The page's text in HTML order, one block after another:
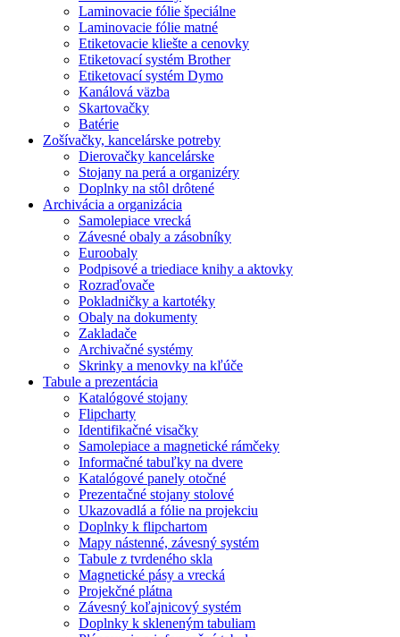
Laminovacie fólie špeciálne
Laminovacie fólie matné
Etiketovacie kliešte a cenovky
Etiketovací systém Brother
Etiketovací systém Dymo
Kanálová väzba
Skartovačky
Batérie
Zošívačky, kancelárske potreby
Dierovačky kancelárske
Stojany na perá a organizéry
Doplnky na stôl drôtené
Archivácia a organizácia
Samolepiace vrecká
Závesné obaly a zásobníky
Euroobaly
Podpisové a triediace knihy a aktovky
Rozraďovače
Pokladničky a kartotéky
Obaly na dokumenty
Zakladače
Archivačné systémy
Skrinky a menovky na kľúče
Tabule a prezentácia
Katalógové stojany
Flipcharty
Identifikačné visačky
Samolepiace a magnetické rámčeky
Informačné tabuľky na dvere
Katalógové panely otočné
Prezentačné stojany stolové
Ukazovadlá a fólie na projekciu
Doplnky k flipchartom
Mapy nástenné, závesný systém
Tabule z tvrdeného skla
Magnetické pásy a vrecká
Projekčné plátna
Závesný koľajnicový systém
Doplnky k skleneným tabuliam